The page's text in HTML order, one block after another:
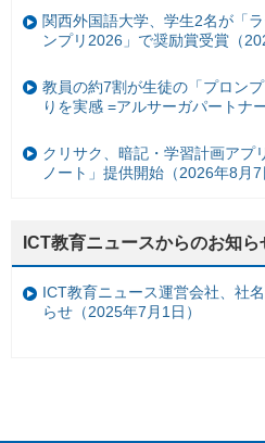
関西外国語大学、学生2名が「
ンプリ2026」で奨励賞受賞（
教員の約7割が生徒の「プロン
りを実感 =アルサーガパートナ
クリサク、暗記・学習計画アプ
ノート」提供開始（2026年8月7
ICT教育ニュースからのお知ら
ICT教育ニュース運営会社、社
らせ（2025年7月1日）